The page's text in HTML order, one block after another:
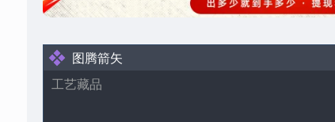
图腾箭矢
工艺藏品